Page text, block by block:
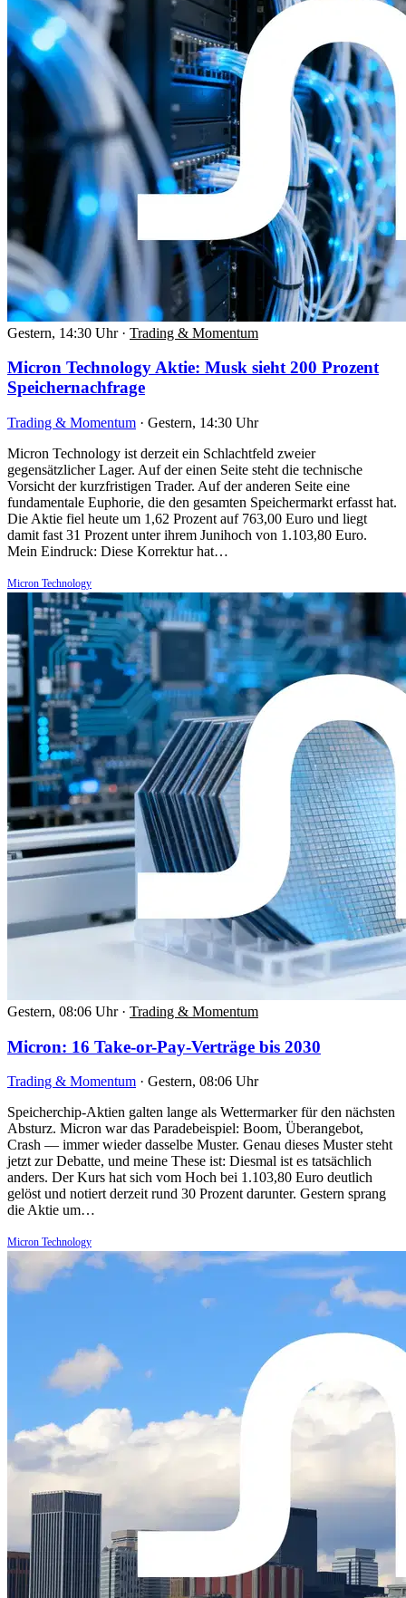
Gestern, 14:30 Uhr · Trading & Momentum
Micron Technology Aktie: Musk sieht 200 Prozent
Speichernachfrage
Trading & Momentum · Gestern, 14:30 Uhr
Micron Technology ist derzeit ein Schlachtfeld zweier
gegensätzlicher Lager. Auf der einen Seite steht die technische
Vorsicht der kurzfristigen Trader. Auf der anderen Seite eine
fundamentale Euphorie, die den gesamten Speichermarkt erfasst hat.
Die Aktie fiel heute um 1,62 Prozent auf 763,00 Euro und liegt
damit fast 31 Prozent unter ihrem Junihoch von 1.103,80 Euro.
Mein Eindruck: Diese Korrektur hat…
Micron Technology
Gestern, 08:06 Uhr · Trading & Momentum
Micron: 16 Take-or-Pay-Verträge bis 2030
Trading & Momentum · Gestern, 08:06 Uhr
Speicherchip-Aktien galten lange als Wettermarker für den nächsten
Absturz. Micron war das Paradebeispiel: Boom, Überangebot,
Crash — immer wieder dasselbe Muster. Genau dieses Muster steht
jetzt zur Debatte, und meine These ist: Diesmal ist es tatsächlich
anders. Der Kurs hat sich vom Hoch bei 1.103,80 Euro deutlich
gelöst und notiert derzeit rund 30 Prozent darunter. Gestern sprang
die Aktie um…
Micron Technology